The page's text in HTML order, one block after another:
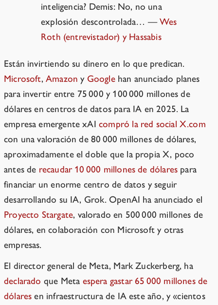
inteligencia? Demis: No, no una
explosión descontrolada… —Wes
Roth (entrevistador) y Hassabis
Están invirtiendo su dinero en lo que predican.
Microsoft,Amazon y Googlehan anunciado planes
para invertir entre 75 000 y 100 000 millones de
dólares en centros de datos para IA en 2025. La
empresa emergente xAIcompró la red social X.com
con una valoración de 80 000 millones de dólares,
aproximadamente el doble que la propia X, poco
antes de recaudar 10 000 millones de dólares para
financiar un enorme centro de datos y seguir
desarrollando su IA, Grok. OpenAI ha anunciado el
Proyecto Stargate, valorado en 500 000 millones de
dólares, en colaboración con Microsoft y otras
empresas.
El director general de Meta, Mark Zuckerberg, ha
declarado que Meta espera gastar 65 000 millones de
dólares en infraestructura de IA este año, y «cientos